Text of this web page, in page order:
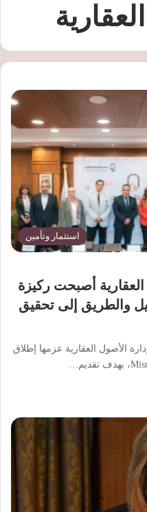
استثمار وتأمين
العقارية أصبحت ركيزة
والطريق إلى تحقيق
الأصول العقارية عزمها إطلاق